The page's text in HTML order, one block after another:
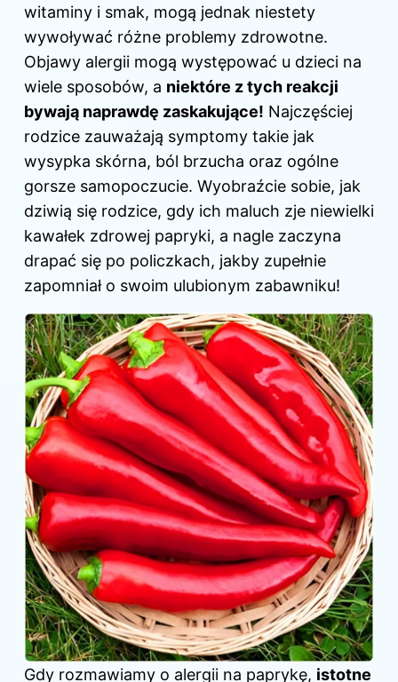
witaminy i smak, mogą jednak niestety
wywoływać różne problemy zdrowotne.
Objawy alergii mogą występować u dzieci na
wiele sposobów, a niektóre z tych reakcji
bywają naprawdę zaskakujące! Najczęściej
rodzice zauważają symptomy takie jak
wysypka skórna, ból brzucha oraz ogólne
gorsze samopoczucie. Wyobraźcie sobie, jak
dziwią się rodzice, gdy ich maluch zje niewielki
kawałek zdrowej papryki, a nagle zaczyna
drapać się po policzkach, jakby zupełnie
zapomniał o swoim ulubionym zabawniku!
Gdy rozmawiamy o alergii na paprykę, istotne